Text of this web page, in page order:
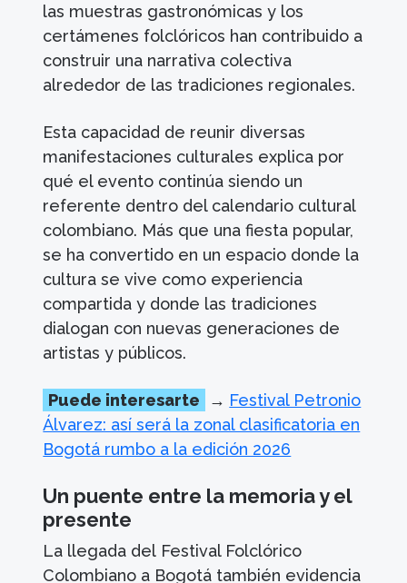
las muestras gastronómicas y los
certámenes folclóricos han contribuido a
construir una narrativa colectiva
alrededor de las tradiciones regionales.
Esta capacidad de reunir diversas
manifestaciones culturales explica por
qué el evento continúa siendo un
referente dentro del calendario cultural
colombiano. Más que una fiesta popular,
se ha convertido en un espacio donde la
cultura se vive como experiencia
compartida y donde las tradiciones
dialogan con nuevas generaciones de
artistas y públicos.
Puede interesarte → Festival Petronio
Álvarez: así será la zonal clasificatoria en
Bogotá rumbo a la edición 2026
Un puente entre la memoria y el
presente
La llegada del Festival Folclórico
Colombiano a Bogotá también evidencia